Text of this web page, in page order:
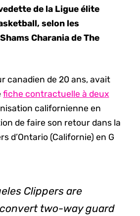
de la Ligue élite
selon les
Charania de The
canadien de 20 ans, avait
fiche contractuelle à deux
californienne en
de faire son retour dans la
d’Ontario (Californie) en G
Clippers are
two-way guard